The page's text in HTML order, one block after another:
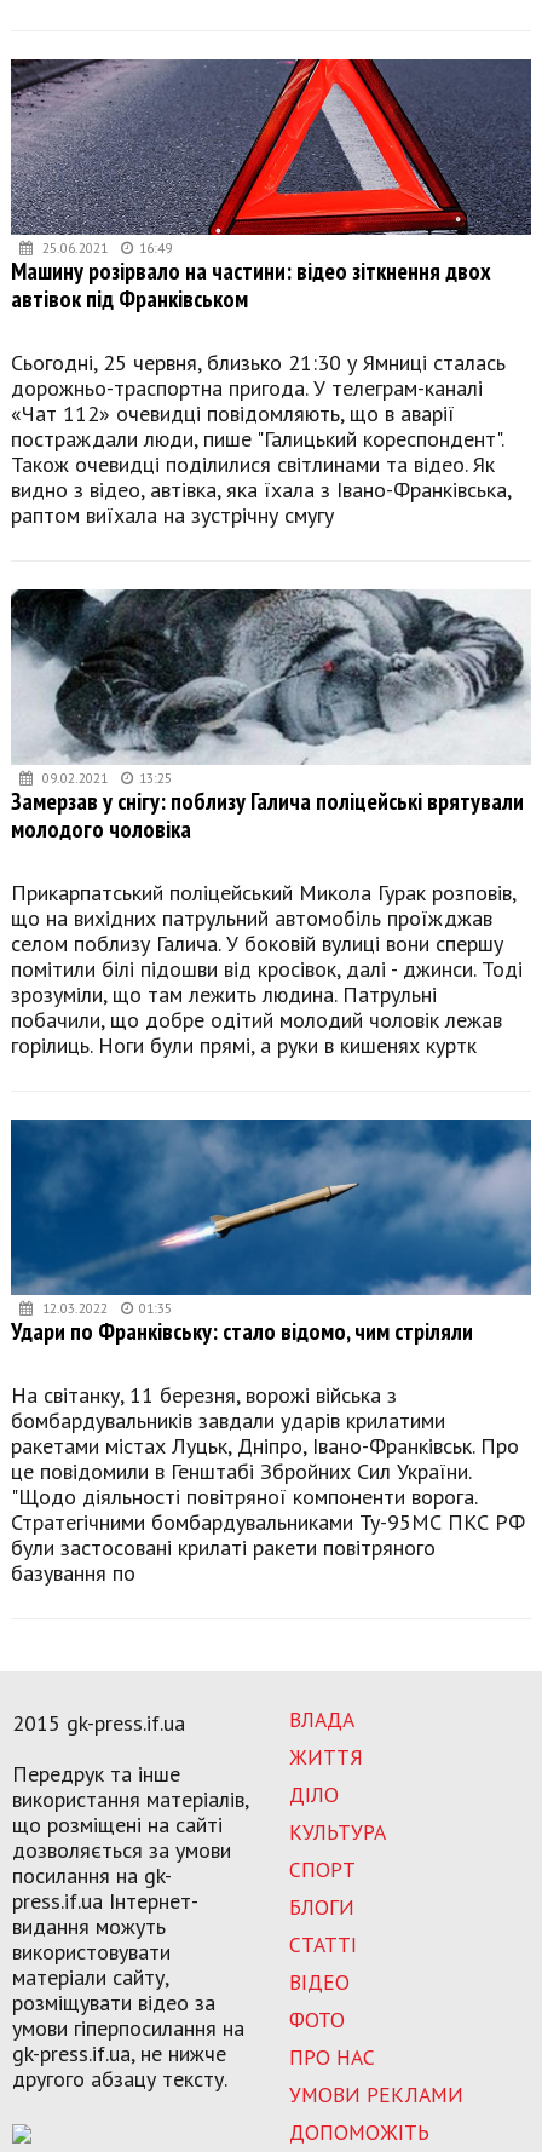
25.06.2021 16:49
Машину розірвало на частини: відео зіткнення двох
автівок під Франківськом
Сьогодні, 25 червня, близько 21:30 у Ямниці сталась
дорожньо-траспортна пригода. У телеграм-каналі
«Чат 112» очевидці повідомляють, що в аварії
постраждали люди, пише "Галицький кореспондент".
Також очевидці поділилися світлинами та відео. Як
видно з відео, автівка, яка їхала з Івано-Франківська,
раптом виїхала на зустрічну смугу
09.02.2021 13:25
Замерзав у снігу: поблизу Галича поліцейські врятували
молодого чоловіка
Прикарпатський поліцейський Микола Гурак розповів,
що на вихідних патрульний автомобіль проїжджав
селом поблизу Галича. У боковій вулиці вони спершу
помітили білі підошви від кросівок, далі - джинси. Тоді
зрозуміли, що там лежить людина. Патрульні
побачили, що добре одітий молодий чоловік лежав
горілиць. Ноги були прямі, а руки в кишенях куртк
12.03.2022 01:35
Удари по Франківську: стало відомо, чим стріляли
На світанку, 11 березня, ворожі війська з
бомбардувальників завдали ударів крилатими
ракетами містах Луцьк, Дніпро, Івано-Франківськ. Про
це повідомили в Генштабі Збройних Сил України.
"Щодо діяльності повітряної компоненти ворога.
Стратегічними бомбардувальниками Ту-95МС ПКС РФ
були застосовані крилаті ракети повітряного
базування по
ВЛАДА
ЖИТТЯ
ДІЛО
КУЛЬТУРА
СПОРТ
БЛОГИ
СТАТТІ
ВІДЕО
ФОТО
ПРО НАС
УМОВИ РЕКЛАМИ
ДОПОМОЖІТЬ
2015 gk-press.if.ua
Передрук та інше
використання матеріалів,
що розміщені на сайті
дозволяється за умови
посилання на gk-
press.if.ua Інтернет-
видання можуть
використовувати
матеріали сайту,
розміщувати відео за
умови гіперпосилання на
gk-press.if.ua, не нижче
другого абзацу тексту.